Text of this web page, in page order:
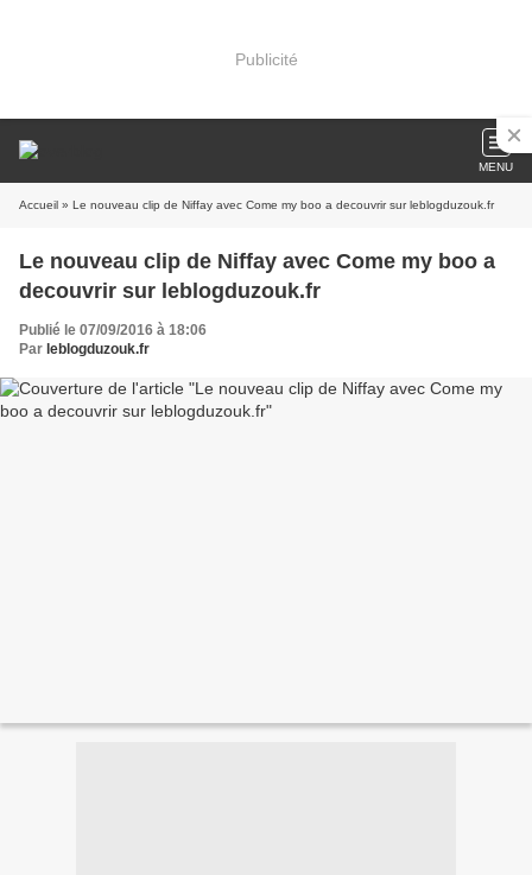
Publicité
MENU
Accueil » Le nouveau clip de Niffay avec Come my boo a decouvrir sur leblogduzouk.fr
Le nouveau clip de Niffay avec Come my boo a
decouvrir sur leblogduzouk.fr
Publié le 07/09/2016 à 18:06
Par leblogduzouk.fr